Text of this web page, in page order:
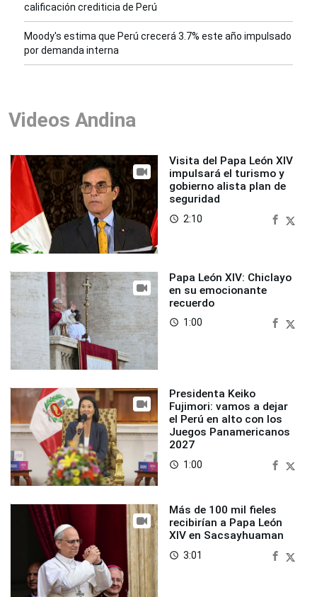
calificación crediticia de Perú
Moody's estima que Perú crecerá 3.7% este año impulsado
por demanda interna
Videos Andina
Visita del Papa León XIV
impulsará el turismo y
gobierno alista plan de
seguridad
access_time 2:10
Papa León XIV: Chiclayo
en su emocionante
recuerdo
access_time 1:00
Presidenta Keiko
Fujimori: vamos a dejar
el Perú en alto con los
Juegos Panamericanos
2027
access_time 1:00
Más de 100 mil fieles
recibirían a Papa León
XIV en Sacsayhuaman
access_time 3:01